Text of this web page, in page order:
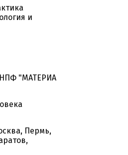
и
"МАТЕРИА
Пермь,